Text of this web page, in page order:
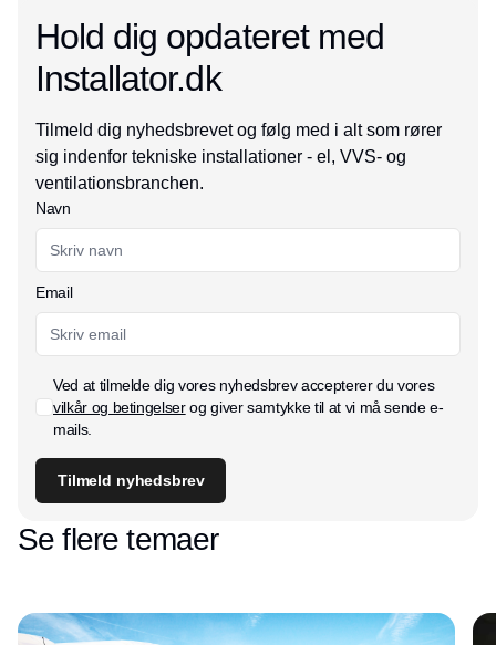
Hold dig opdateret med
Installator.dk
Tilmeld dig nyhedsbrevet og følg med i alt som rører
sig indenfor tekniske installationer - el, VVS- og
ventilationsbranchen.
Navn
Email
Ved at tilmelde dig vores nyhedsbrev accepterer du vores
vilkår og betingelserog giver samtykke til at vi må sende e-
mails.
Tilmeld nyhedsbrev
Se flere temaer